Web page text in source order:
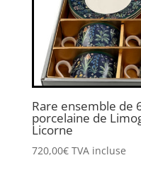
Rare ensemble de
porcelaine de
Licorne
720,00€ TVA incluse